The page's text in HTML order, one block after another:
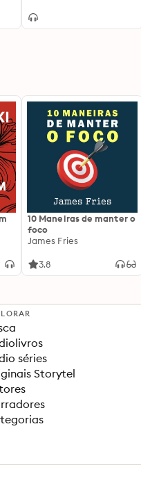
10 Maneiras de manter o
foco
James Fries
3.8
séries
Storytel